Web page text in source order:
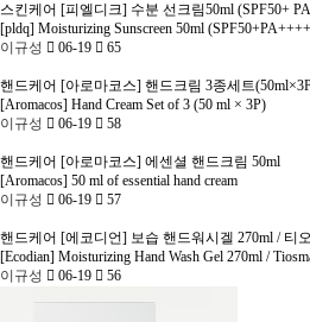
스킨케어 [피엘디크] 수분 선크림50ml (SPF50+
[pldq] Moisturizing Sunscreen 50ml
이규성
06-19 65
핸드케어 [아로마코스] 핸드크림 3종세트
[Aromacos] Hand Cream Set of 3 (50 ml × 3P)
이규성
06-19 58
핸드케어 [아로마코스] 에센셜 핸드크림 50ml
[Aromacos] 50 ml of essential hand cream
이규성
06-19 57
핸드케어 [에코디언] 보습 핸드워시겔 270ml / 티
[Ecodian] Moisturizing Hand Wash Gel 270ml /
이규성
06-19 56